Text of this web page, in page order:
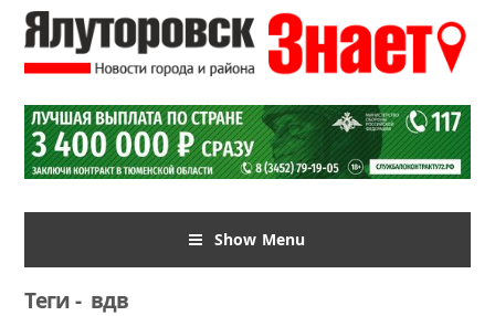
Show Menu
Теги-вдв